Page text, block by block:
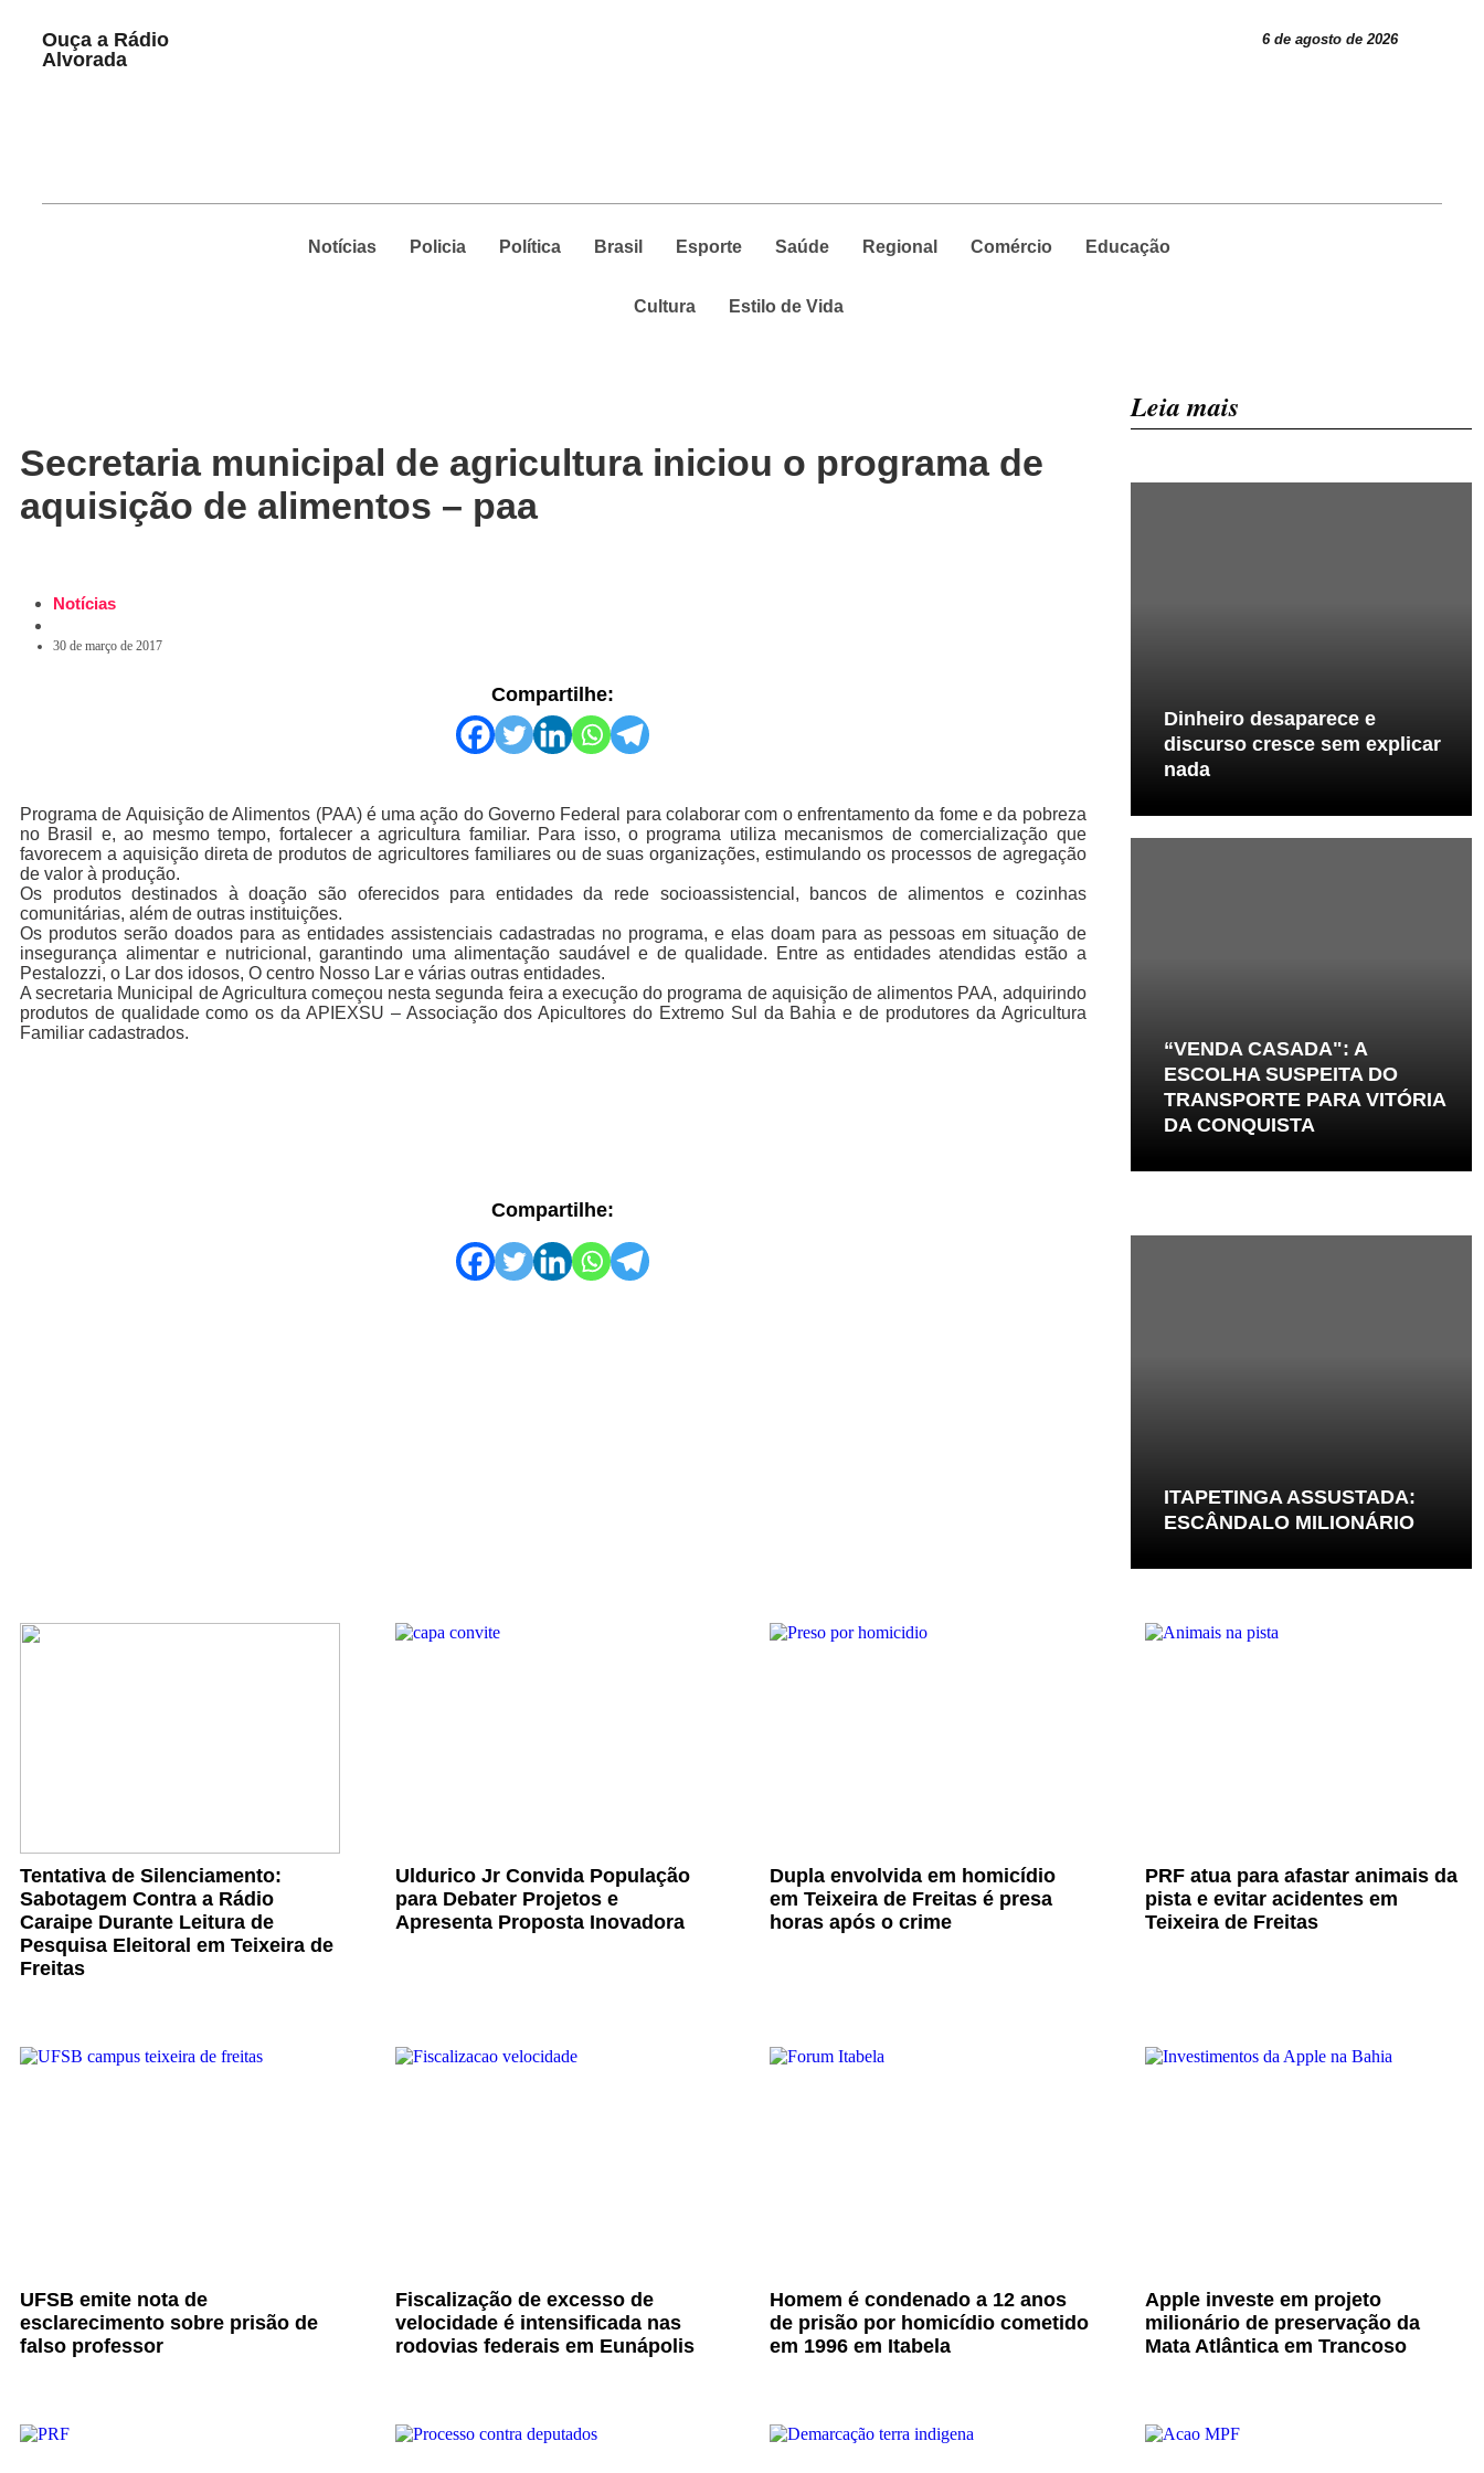
Ouça a Rádio
Alvorada
6 de agosto de 2026
Notícias Policia Política Brasil Esporte Saúde Regional Comércio Educação
Cultura Estilo de Vida
Secretaria municipal de agricultura iniciou o programa de
aquisição de alimentos – paa
Notícias
30 de março de 2017
Compartilhe:
Programa de Aquisição de Alimentos (PAA) é uma ação do Governo Federal para colaborar com o enfrentamento da fome e da pobreza
no Brasil e, ao mesmo tempo, fortalecer a agricultura familiar. Para isso, o programa utiliza mecanismos de comercialização que
favorecem a aquisição direta de produtos de agricultores familiares ou de suas organizações, estimulando os processos de agregação
de valor à produção.
Os produtos destinados à doação são oferecidos para entidades da rede socioassistencial, bancos de alimentos e cozinhas
comunitárias, além de outras instituições.
Os produtos serão doados para as entidades assistenciais cadastradas no programa, e elas doam para as pessoas em situação de
insegurança alimentar e nutricional, garantindo uma alimentação saudável e de qualidade. Entre as entidades atendidas estão a
Pestalozzi, o Lar dos idosos, O centro Nosso Lar e várias outras entidades.
A secretaria Municipal de Agricultura começou nesta segunda feira a execução do programa de aquisição de alimentos PAA, adquirindo
produtos de qualidade como os da APIEXSU – Associação dos Apicultores do Extremo Sul da Bahia e de produtores da Agricultura
Familiar cadastrados.
Compartilhe:
Leia mais
Dinheiro desaparece e
discurso cresce sem explicar
nada
“VENDA CASADA": A
ESCOLHA SUSPEITA DO
TRANSPORTE PARA VITÓRIA
DA CONQUISTA
ITAPETINGA ASSUSTADA:
ESCÂNDALO MILIONÁRIO
Tentativa de Silenciamento:
Sabotagem Contra a Rádio
Caraipe Durante Leitura de
Pesquisa Eleitoral em Teixeira de
Freitas
Uldurico Jr Convida População
para Debater Projetos e
Apresenta Proposta Inovadora
Dupla envolvida em homicídio
em Teixeira de Freitas é presa
horas após o crime
PRF atua para afastar animais da
pista e evitar acidentes em
Teixeira de Freitas
UFSB emite nota de
esclarecimento sobre prisão de
falso professor
Fiscalização de excesso de
velocidade é intensificada nas
rodovias federais em Eunápolis
Homem é condenado a 12 anos
de prisão por homicídio cometido
em 1996 em Itabela
Apple investe em projeto
milionário de preservação da
Mata Atlântica em Trancoso